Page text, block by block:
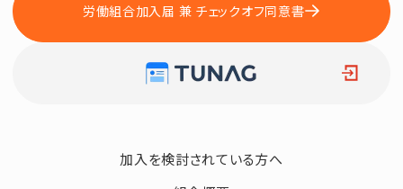
労働組合加入届 兼 チェックオフ同意書
加入を検討されている方へ